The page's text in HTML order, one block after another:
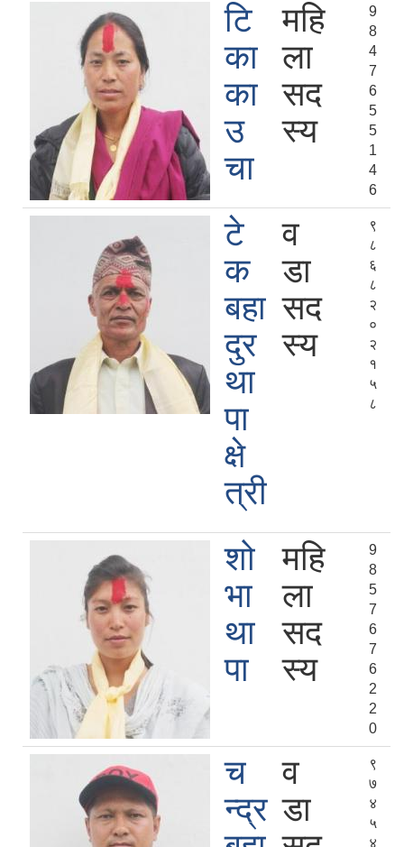
टि
का
का
उ
चा
महि
ला
सद
स्य
9
8
4
7
6
5
5
1
4
6
टे
क
बहा
दुर
था
पा
क्षे
त्री
व
डा
सद
स्य
९
८
६
८
२
०
२
१
५
८
शो
भा
था
पा
महि
ला
सद
स्य
9
8
5
7
6
7
6
2
2
0
च
न्द्र
व
डा
९
७
४
५
४